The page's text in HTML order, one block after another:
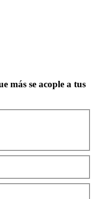
más se acople a tus